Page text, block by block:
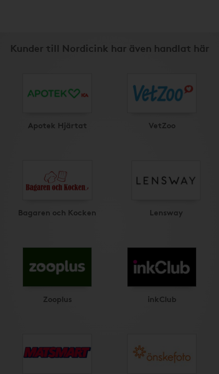
Kunder till Nordicink har även handlat här
Apotek Hjärtat VetZoo
Bagaren och Kocken Lensway
Zooplus inkClub